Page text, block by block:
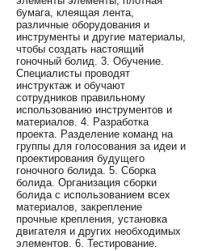
бумага, клеящая лента,
различные оборудования и
инструменты и другие материалы,
чтобы создать настоящий
гоночный болид. 3. Обучение.
Специалисты проводят
инструктаж и обучают
сотрудников правильному
использованию инструментов и
материалов. 4. Разработка
проекта. Разделение команд на
группы для голосования за идеи и
проектирования будущего
гоночного болида. 5. Сборка
болида. Организация сборки
болида с использованием всех
материалов, закрепление
прочные крепления, установка
двигателя и других необходимых
элементов. 6. Тестирование.